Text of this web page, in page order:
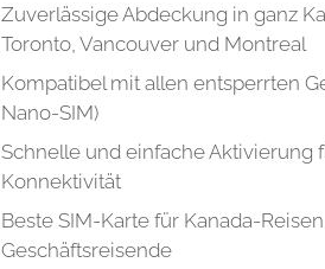
Zuverlässige Abdeckung in ganz
Toronto, Vancouver und Montreal
Kompatibel mit allen entsperrten
Nano-SIM)
Schnelle und einfache Aktivierung
Konnektivität
Beste SIM-Karte für Kanada-
Geschäftsreisende